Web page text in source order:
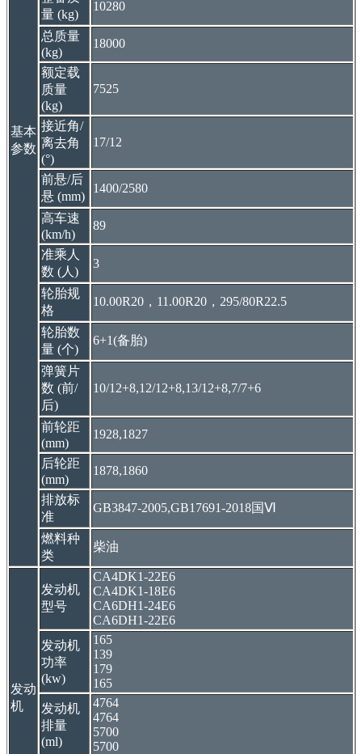
基本
参数
量 (kg)
10280
总质量
(kg)
18000
额定载
质量
(kg)
7525
接近角/
离去角
(°)
17/12
前悬/后
悬 (mm)
1400/2580
高车速
(km/h)
89
准乘人
数 (人)
3
轮胎规
格
10.00R20，11.00R20，295/80R22.5
轮胎数
量 (个)
6+1(备胎)
弹簧片
数 (前/
后)
10/12+8,12/12+8,13/12+8,7/7+6
前轮距
(mm)
1928,1827
后轮距
(mm)
1878,1860
排放标
准
GB3847-2005,GB17691-2018国Ⅵ
燃料种
类
柴油
发动
机
发动机
型号
CA4DK1-22E6
CA4DK1-18E6
CA6DH1-24E6
CA6DH1-22E6
发动机
功率
(kw)
165
139
179
165
发动机
排量
(ml)
4764
4764
5700
5700